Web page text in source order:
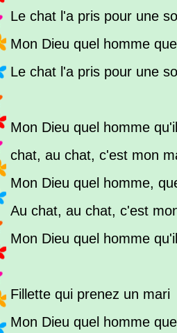
Le chat l'a pris pour une
Mon Dieu quel homme
Le chat l'a pris pour une
Mon Dieu quel homme
chat, au chat, c'est mon
Mon Dieu quel homme,
Au chat, au chat, c'est
Mon Dieu quel homme
Fillette qui prenez un mari
Mon Dieu quel homme